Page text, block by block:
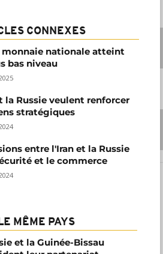
CONNEXES
monnaie nationale atteint
bas niveau
la Russie veulent renforcer
stratégiques
entre l'Iran et la Russie
et le commerce
MÊME PAYS
et la Guinée-Bissau